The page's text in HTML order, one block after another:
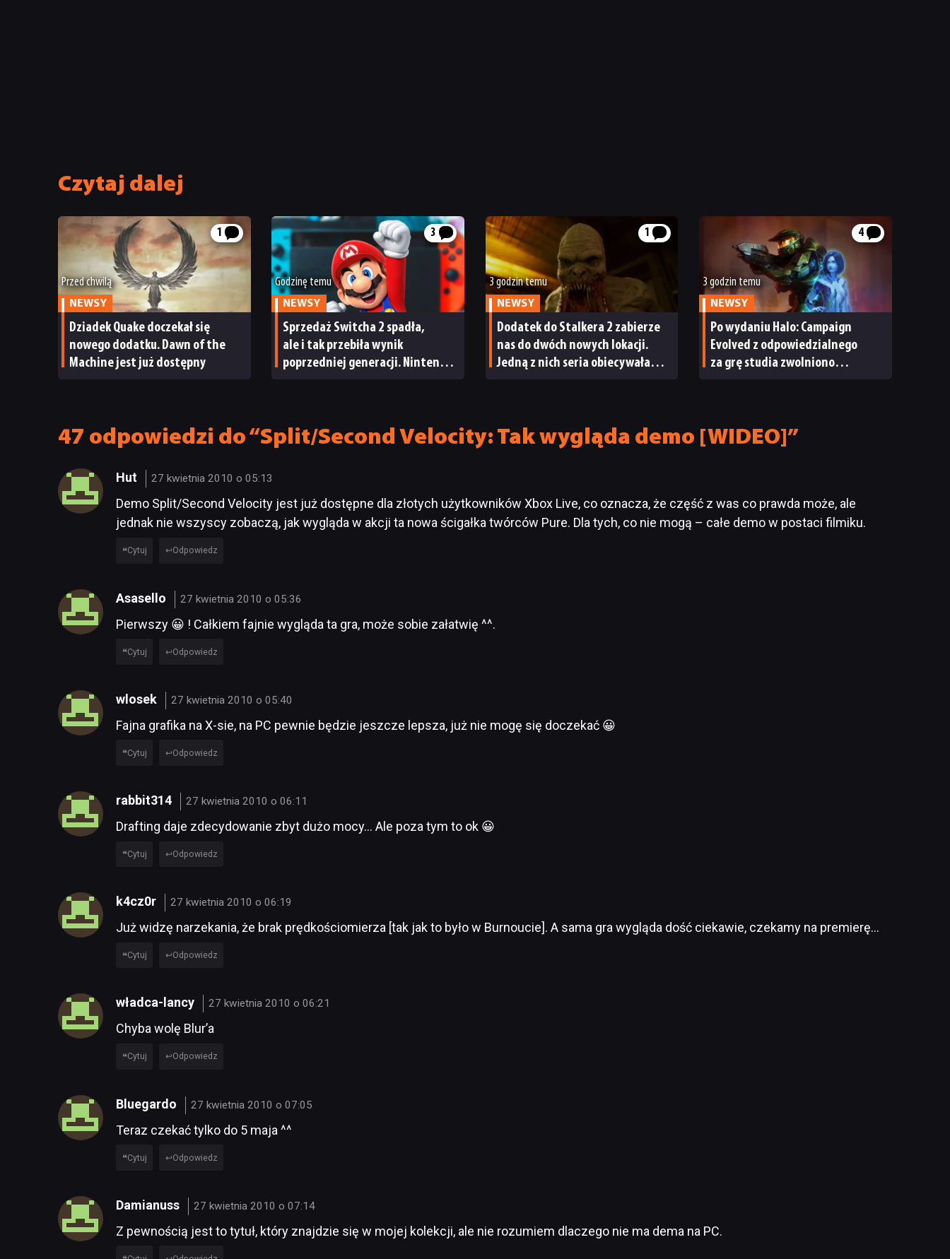
Czytaj dalej
1
Przed chwilą
NEWSY
Dziadek Quake doczekał się
nowego dodatku. Dawn of the
Machine jest już dostępny
3
Godzinę temu
NEWSY
Sprzedaż Switcha 2 spadła,
ale i tak przebiła wynik
poprzedniej generacji. Nintendo
1
3 godzin temu
NEWSY
Dodatek do Stalkera 2 zabierze
nas do dwóch nowych lokacji.
Jedną z nich seria obiecywała
4
3 godzin temu
NEWSY
Po wydaniu Halo: Campaign
Evolved z odpowiedzialnego
za grę studia zwolniono
47 odpowiedzi do “Split/Second Velocity: Tak wygląda demo [WIDEO]”
Hut 27 kwietnia 2010 o 05:13
Demo Split/Second Velocity jest już dostępne dla złotych użytkowników Xbox Live, co oznacza, że część z was co prawda może, ale
jednak nie wszyscy zobaczą, jak wygląda w akcji ta nowa ścigałka twórców Pure. Dla tych, co nie mogą – całe demo w postaci filmiku.
Cytuj Odpowiedz
Asasello 27 kwietnia 2010 o 05:36
Pierwszy 😀 ! Całkiem fajnie wygląda ta gra, może sobie załatwię ^^.
Cytuj Odpowiedz
wlosek 27 kwietnia 2010 o 05:40
Fajna grafika na X-sie, na PC pewnie będzie jeszcze lepsza, już nie mogę się doczekać 😀
Cytuj Odpowiedz
rabbit314 27 kwietnia 2010 o 06:11
Drafting daje zdecydowanie zbyt dużo mocy… Ale poza tym to ok 😀
Cytuj Odpowiedz
k4cz0r 27 kwietnia 2010 o 06:19
Już widzę narzekania, że brak prędkościomierza [tak jak to było w Burnoucie]. A sama gra wygląda dość ciekawie, czekamy na premierę…
Cytuj Odpowiedz
władca-lancy 27 kwietnia 2010 o 06:21
Chyba wolę Blur’a
Cytuj Odpowiedz
Bluegardo 27 kwietnia 2010 o 07:05
Teraz czekać tylko do 5 maja ^^
Cytuj Odpowiedz
Damianuss 27 kwietnia 2010 o 07:14
Z pewnością jest to tytuł, który znajdzie się w mojej kolekcji, ale nie rozumiem dlaczego nie ma dema na PC.